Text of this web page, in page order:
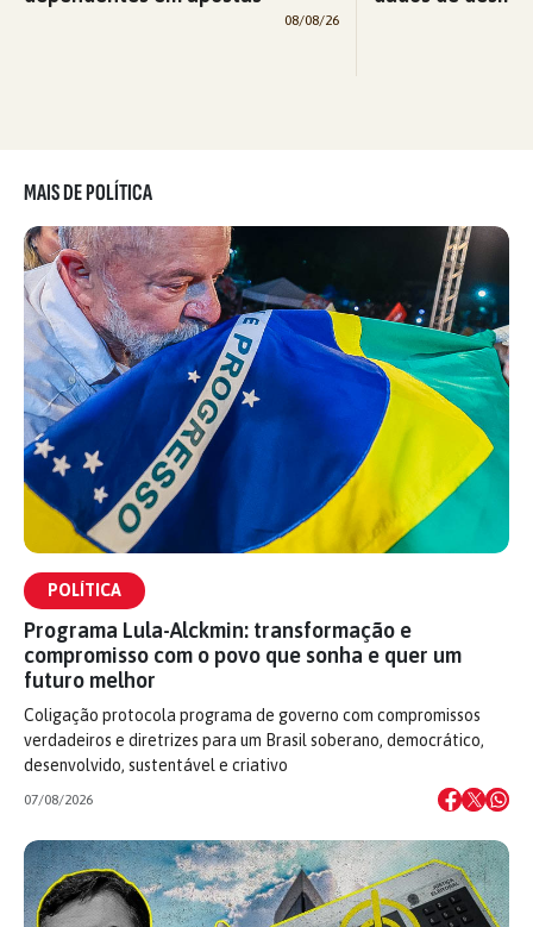
08/08/26
MAIS DE POLÍTICA
POLÍTICA
Programa Lula-Alckmin: transformação e
compromisso com o povo que sonha e quer um
futuro melhor
Coligação protocola programa de governo com compromissos
verdadeiros e diretrizes para um Brasil soberano, democrático,
desenvolvido, sustentável e criativo
07/08/2026